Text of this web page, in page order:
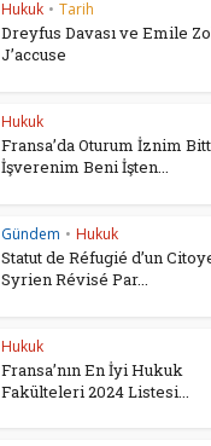
Hukuk • Tarih
Dreyfus Davası ve Emile
J’accuse
Hukuk
Fransa’da Oturum İznim
İşverenim Beni İşten...
Gündem • Hukuk
Statut de Réfugié d’un
Syrien Révisé Par...
Hukuk
Fransa’nın En İyi Hukuk
Fakülteleri 2024 Listesi...